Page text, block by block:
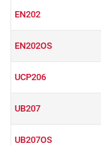
EN202
EN202OS
UCP206
UB207
UB207OS